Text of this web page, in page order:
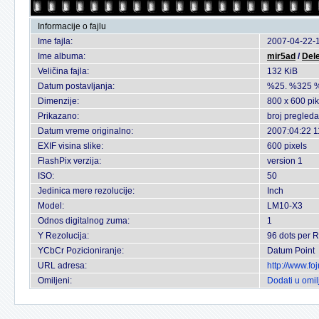
Informacije o fajlu
Ime fajla:
2007-04-22-
Ime albuma:
mir5ad /
Veličina fajla:
132 KiB
Datum postavljanja:
%25. %325
Dimenzije:
800 x 600
Prikazano:
broj
Datum vreme originalno:
2007:04:22
EXIF visina slike:
600 pixels
FlashPix verzija:
version 1
ISO:
50
Jedinica mere rezolucije:
Inch
Model:
LM10-X3
Odnos digitalnog zuma:
1
Y Rezolucija:
96 dots per
YCbCr Pozicioniranje:
Datum Point
URL adresa:
http://
Omiljeni:
Dodati u